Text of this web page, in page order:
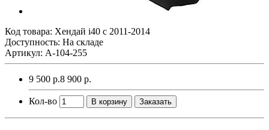
Код товара: Хендай i40 с 2011-2014
Доступность: На складе
Артикул: A-104-255
9 500 р.8 900 р.
Кол-во В корзину Заказать